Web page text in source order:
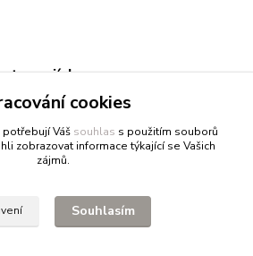
fitnessProfitpsa.cz- vše pro psy
- ječmen a chlorella
cookies
Váš souhlas s použitím souborů
zobrazovat informace týkající se Vašich
zájmů.
Souhlasím